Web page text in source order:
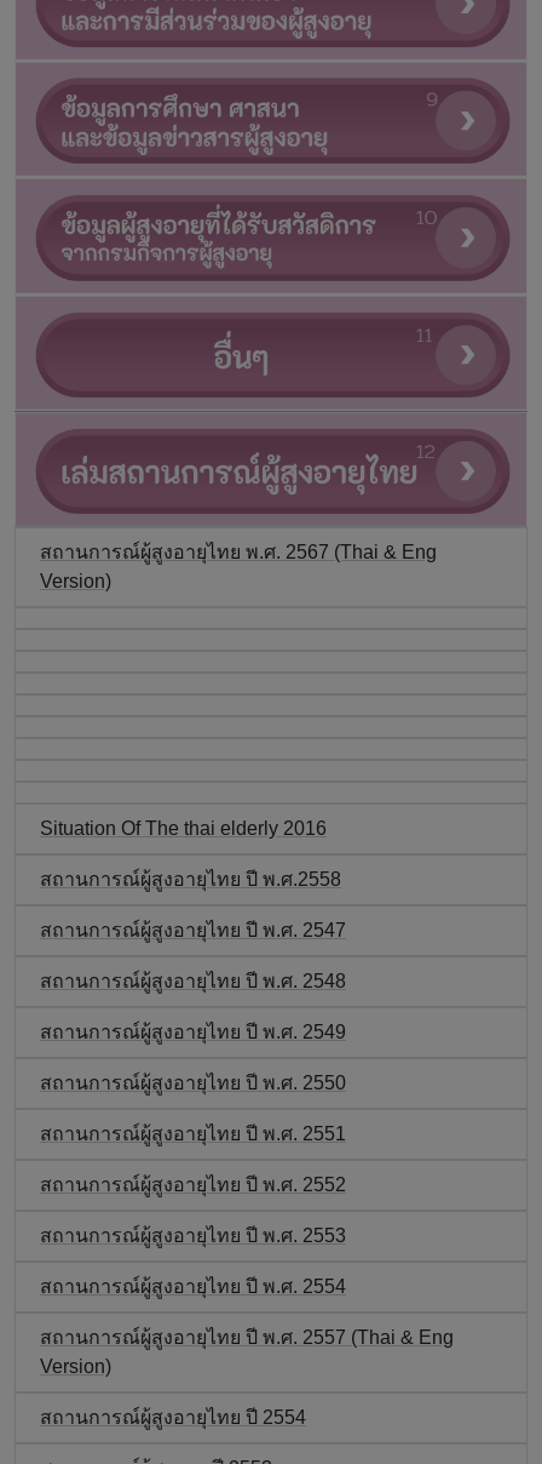
สถานการณ์ผู้สูงอายุไทย พ.ศ. 2567 (Thai & Eng
Version)
Situation Of The thai elderly 2016
สถานการณ์ผู้สูงอายุไทย ปี พ.ศ.2558
สถานการณ์ผู้สูงอายุไทย ปี พ.ศ. 2547
สถานการณ์ผู้สูงอายุไทย ปี พ.ศ. 2548
สถานการณ์ผู้สูงอายุไทย ปี พ.ศ. 2549
สถานการณ์ผู้สูงอายุไทย ปี พ.ศ. 2550
สถานการณ์ผู้สูงอายุไทย ปี พ.ศ. 2551
สถานการณ์ผู้สูงอายุไทย ปี พ.ศ. 2552
สถานการณ์ผู้สูงอายุไทย ปี พ.ศ. 2553
สถานการณ์ผู้สูงอายุไทย ปี พ.ศ. 2554
สถานการณ์ผู้สูงอายุไทย ปี พ.ศ. 2557 (Thai & Eng
Version)
สถานการณ์ผู้สูงอายุไทย ปี 2554